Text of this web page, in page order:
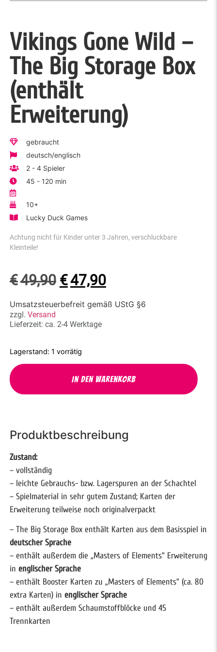
Vikings Gone Wild –
The Big Storage Box
(enthält
Erweiterung)
gebraucht
deutsch/englisch
2 - 4 Spieler
45 - 120 min
10+
Lucky Duck Games
Achtung nicht für Kinder unter 3 Jahren, verschluckbare
Kleinteile!
€49,90 €47,90
Umsatzsteuerbefreit gemäß UStG §6
zzgl. Versand
Lieferzeit: ca. 2-4 Werktage
1 vorrätig
In den Warenkorb
Produktbeschreibung
Zustand:
– vollständig
– leichte Gebrauchs- bzw. Lagerspuren an der Schachtel
– Spielmaterial in sehr gutem Zustand; Karten der
Erweiterung teilweise noch originalverpackt
– The Big Storage Box enthält Karten aus dem Basisspiel in
deutscher Sprache
– enthält außerdem die „Masters of Elements“ Erweiterung
in englischer Sprache
– enthält Booster Karten zu „Masters of Elements“ (ca. 80
extra Karten) in englischer Sprache
– enthält außerdem Schaumstoffblöcke und 45
Trennkarten